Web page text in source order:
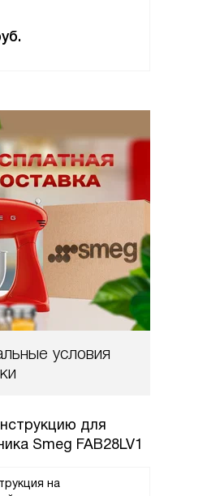
условия
для
Smeg FAB28LV1
на